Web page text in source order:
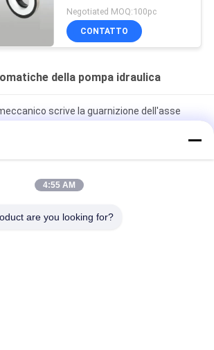
pompa delle FK
Negotiated MOQ:100pc
CONTATTO
della pompa idraulica
scrive la guarnizione dell'asse
per l'automobile
automatica di FB 30mm 25 Antivari sigilla il
della pompa idraulica 16mm
4:55 AM
are you looking for?